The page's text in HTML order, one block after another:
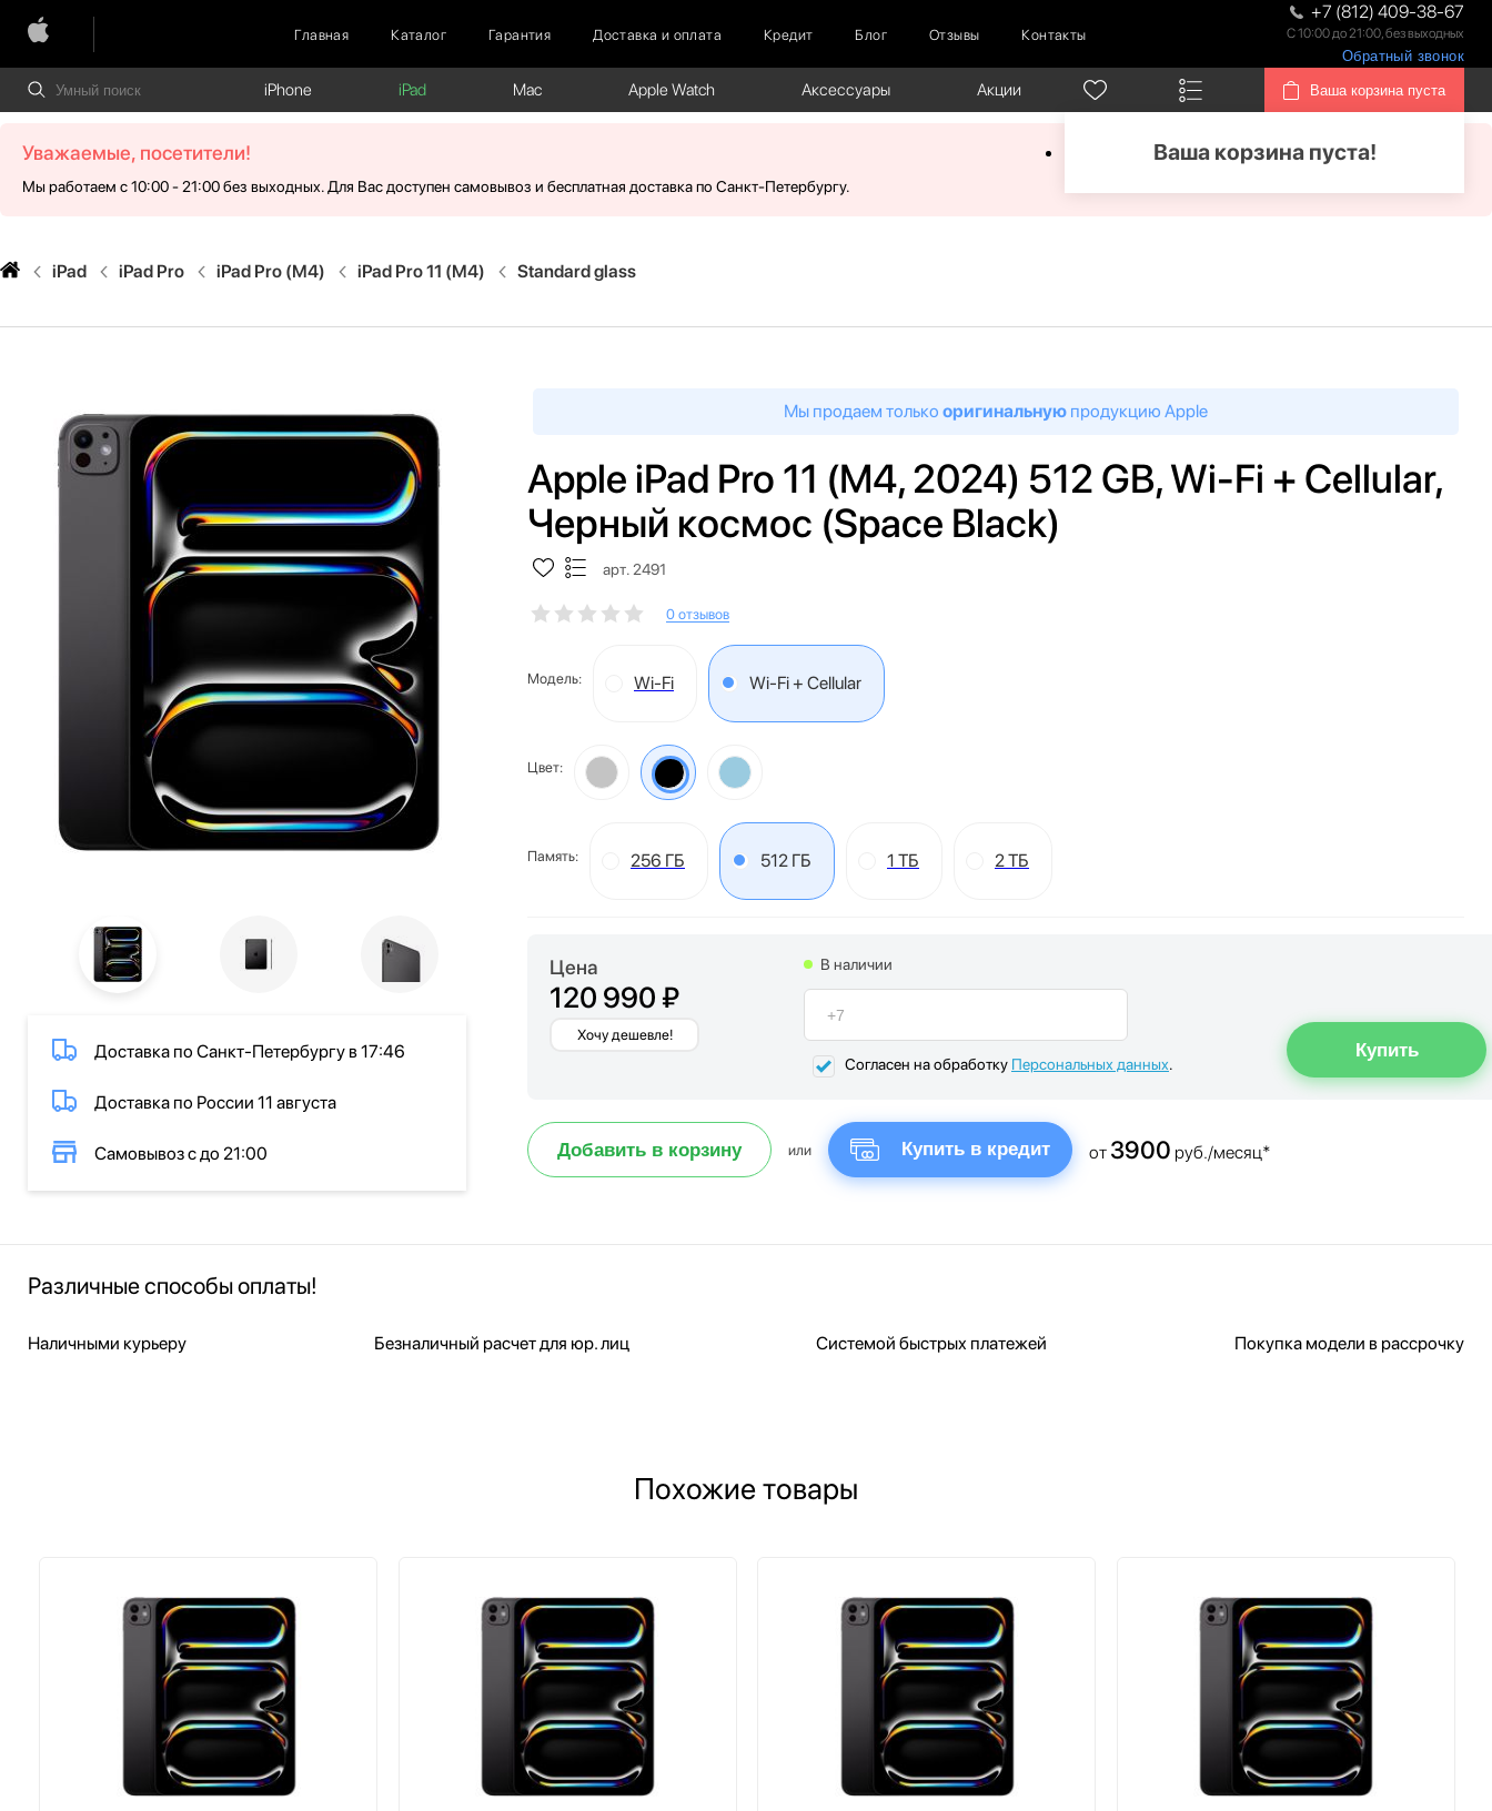
Главная Каталог Гарантия Доставка и оплата Кредит Блог Отзывы Контакты
+7 (812) 409-38-67
С 10:00 до 21:00, без выходных
Обратный звонок
iPhone iPad Mac Apple Watch Аксессуары Акции Ваша корзина пуста
Ваша корзина пуста!
Уважаемые, посетители!
Мы работаем с 10:00 - 21:00 без выходных. Для Вас доступен самовывоз и бесплатная доставка по Санкт-Петербургу.
iPad iPad Pro iPad Pro (M4) iPad Pro 11 (M4) Standard glass
Доставка по Санкт-Петербургу в 17:46
Доставка по России 11 августа
Самовывоз с до 21:00
Мы продаем только оригинальную продукцию Apple
Apple iPad Pro 11 (M4, 2024) 512 GB, Wi-Fi + Cellular,
Черный космос (Space Black)
арт. 2491
0 отзывов
Модель: Wi-Fi Wi-Fi + Cellular
Цвет:
Память: 256 ГБ 512 ГБ 1 ТБ 2 ТБ
Цена
120 990 ₽
Хочу дешевле!
В наличии
Согласен на обработку Персональных данных.
Добавить в корзину или Купить в кредит от 3900 руб./месяц*
Различные способы оплаты!
Наличными курьеру Безналичный расчет для юр. лиц Системой быстрых платежей Покупка модели в рассрочку
Похожие товары